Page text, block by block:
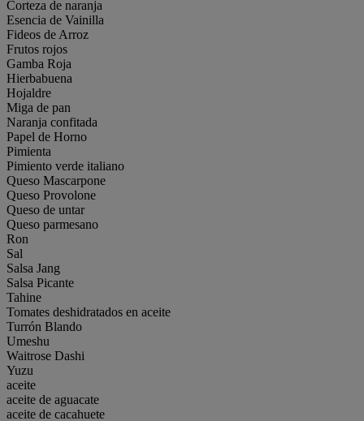
Corteza de naranja
Esencia de Vainilla
Fideos de Arroz
Frutos rojos
Gamba Roja
Hierbabuena
Hojaldre
Miga de pan
Naranja confitada
Papel de Horno
Pimienta
Pimiento verde italiano
Queso Mascarpone
Queso Provolone
Queso de untar
Queso parmesano
Ron
Sal
Salsa Jang
Salsa Picante
Tahine
Tomates deshidratados en aceite
Turrón Blando
Umeshu
Waitrose Dashi
Yuzu
aceite
aceite de aguacate
aceite de cacahuete